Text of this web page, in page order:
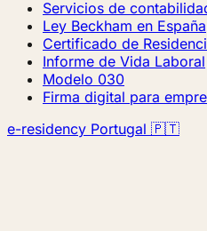
Servicios de
Ley Beckham en España
Certificado de
Informe de Vida Laboral
Modelo 030
Firma digital para
e-residency Portugal 🇵🇹